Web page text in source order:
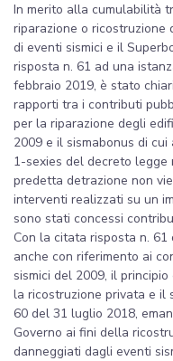
In merito alla cumulabilità
riparazione o ricostruzione
di eventi sismici e il
risposta n. 61 ad una
febbraio 2019, è stato
rapporti tra i contributi
per la riparazione degli
2009 e il sismabonus di
1-sexies del decreto
predetta detrazione non
interventi realizzati su un
sono stati concessi
Con la citata risposta n.
anche con riferimento ai
sismici del 2009, il
la ricostruzione privata e il
60 del 31 luglio 2018,
Governo ai fini della
danneggiati dagli eventi